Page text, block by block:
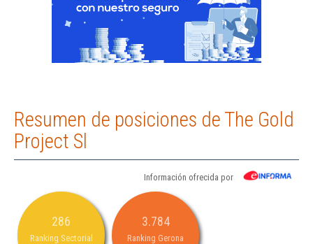
Resumen de posiciones de The Gold
Project Sl
Información ofrecida por
286
Ranking Sectorial
3.784
Ranking Gerona